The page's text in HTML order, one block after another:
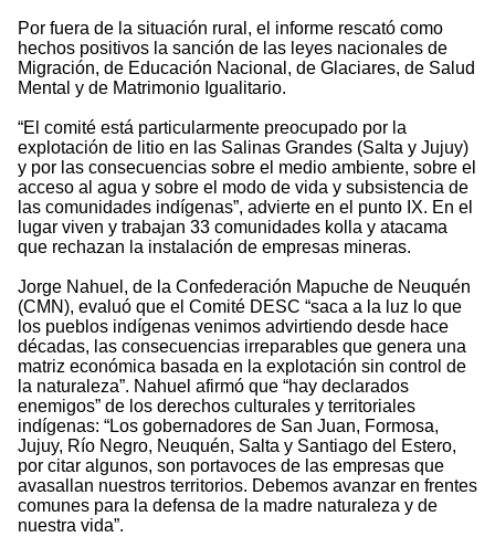
Por fuera de la situación rural, el informe rescató como
hechos positivos la sanción de las leyes nacionales de
Migración, de Educación Nacional, de Glaciares, de Salud
Mental y de Matrimonio Igualitario.
“El comité está particularmente preocupado por la
explotación de litio en las Salinas Grandes (Salta y Jujuy)
y por las consecuencias sobre el medio ambiente, sobre el
acceso al agua y sobre el modo de vida y subsistencia de
las comunidades indígenas”, advierte en el punto IX. En el
lugar viven y trabajan 33 comunidades kolla y atacama
que rechazan la instalación de empresas mineras.
Jorge Nahuel, de la Confederación Mapuche de Neuquén
(CMN), evaluó que el Comité DESC “saca a la luz lo que
los pueblos indígenas venimos advirtiendo desde hace
décadas, las consecuencias irreparables que genera una
matriz económica basada en la explotación sin control de
la naturaleza”. Nahuel afirmó que “hay declarados
enemigos” de los derechos culturales y territoriales
indígenas: “Los gobernadores de San Juan, Formosa,
Jujuy, Río Negro, Neuquén, Salta y Santiago del Estero,
por citar algunos, son portavoces de las empresas que
avasallan nuestros territorios. Debemos avanzar en frentes
comunes para la defensa de la madre naturaleza y de
nuestra vida”.